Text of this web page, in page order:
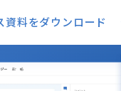
資料をダウンロード